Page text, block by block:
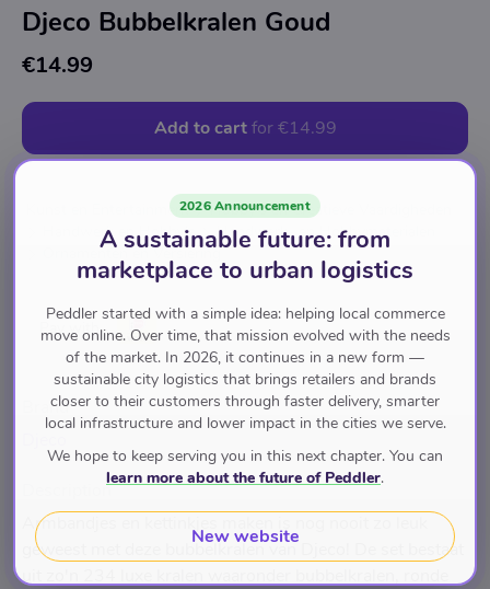
Djeco Bubbelkralen Goud
€14.99
Add to cart for €14.99
Kunst en Entertainment
Hobby's en Creatieve Vaardigheden
Handwerk en Hobby's
Handwerk- en Hobbymaterialen
Ornamenten en Versiering
Pay with
Brand
Description
Armbandjes en kettinkjes maken is nog nooit zo leuk
geweest met deze bubbelkralen van Djeco! De set bestaat
uit zo'n 234 luxe kralen waaronder bubbelkralen, ronde
2026 Announcement
A sustainable future: from
marketplace to urban logistics
Peddler started with a simple idea: helping local commerce
move online. Over time, that mission evolved with the needs
of the market. In 2026, it continues in a new form —
sustainable city logistics that brings retailers and brands
closer to their customers through faster delivery, smarter
local infrastructure and lower impact in the cities we serve.
We hope to keep serving you in this next chapter. You can
learn more about the future of Peddler.
New website